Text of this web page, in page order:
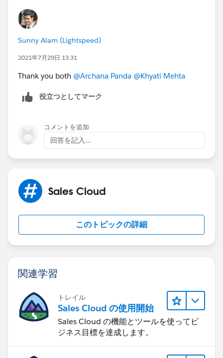
Sunny Alam (Lightspeed)
2021年7月29日 13:31
Thank you both @Archana Panda @Khyati Mehta
役立つとしてマーク
コメントを追加
回答を記入...
Sales Cloud
このトピックの詳細
関連学習
トレイル
Sales Cloud の使用開始
Sales Cloud の機能とツールを使ってビ
ジネス目標を達成します。